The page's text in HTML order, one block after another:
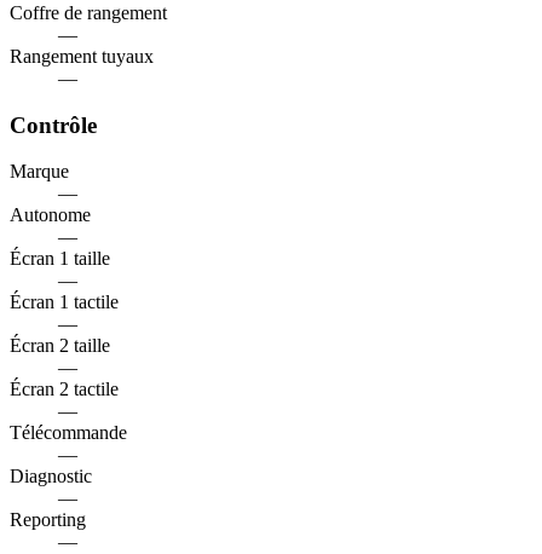
Coffre de rangement
—
Rangement tuyaux
—
Contrôle
Marque
—
Autonome
—
Écran 1 taille
—
Écran 1 tactile
—
Écran 2 taille
—
Écran 2 tactile
—
Télécommande
—
Diagnostic
—
Reporting
—